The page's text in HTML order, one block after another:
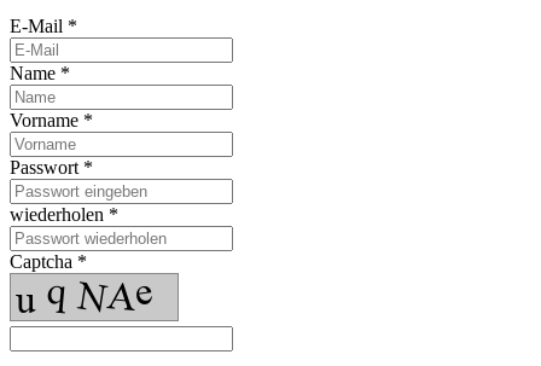
E-Mail *
Name *
Vorname *
Passwort *
wiederholen *
Captcha *